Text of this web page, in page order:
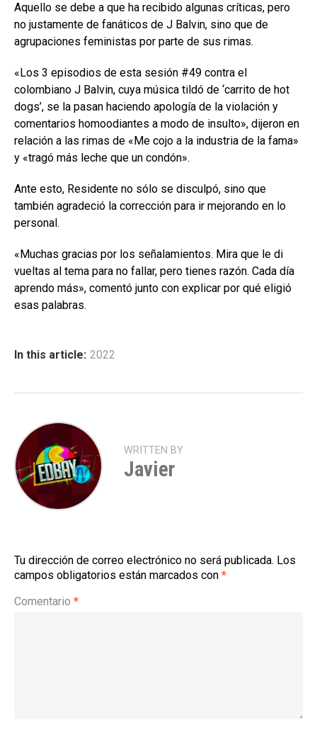
Aquello se debe a que ha recibido algunas críticas, pero
no justamente de fanáticos de J Balvin, sino que de
agrupaciones feministas por parte de sus rimas.
«Los 3 episodios de esta sesión #49 contra el
colombiano J Balvin, cuya música tildó de ‘carrito de hot
dogs’, se la pasan haciendo apología de la violación y
comentarios homoodiantes a modo de insulto», dijeron en
relación a las rimas de «Me cojo a la industria de la fama»
y «tragó más leche que un condón».
Ante esto, Residente no sólo se disculpó, sino que
también agradeció la corrección para ir mejorando en lo
personal.
«Muchas gracias por los señalamientos. Mira que le di
vueltas al tema para no fallar, pero tienes razón. Cada día
aprendo más», comentó junto con explicar por qué eligió
esas palabras.
In this article: 2022
WRITTEN BY
Javier
Tu dirección de correo electrónico no será publicada. Los
campos obligatorios están marcados con *
Comentario *